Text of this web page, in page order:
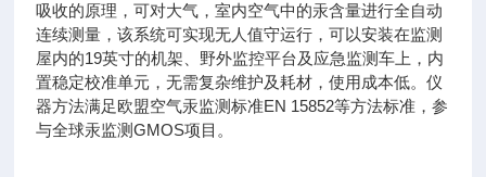
吸收的原理，可对大气，室内空气中的汞含量进行全自动
连续测量，该系统可实现无人值守运行，可以安装在监测
屋内的19英寸的机架、野外监控平台及应急监测车上，内
置稳定校准单元，无需复杂维护及耗材，使用成本低。仪
器方法满足欧盟空气汞监测标准EN 15852等方法标准，参
与全球汞监测GMOS项目。